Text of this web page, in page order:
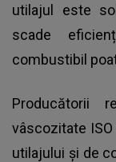
utilajul este
scade
combustibil
Producătorii
vâscozitate
utilajului și de